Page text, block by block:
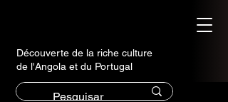
Découverte de la riche culture
de l'Angola et du Portugal